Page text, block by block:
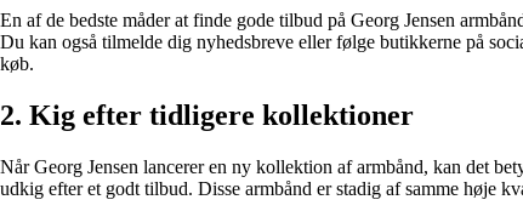
En af de bedste måder at finde gode tilbud på Georg Jensen
Du kan også tilmelde dig nyhedsbreve eller følge butikkerne på
køb.
2. Kig efter tidligere kollektioner
Når Georg Jensen lancerer en ny kollektion af armbånd, kan det
udkig efter et godt tilbud. Disse armbånd er stadig af samme høje